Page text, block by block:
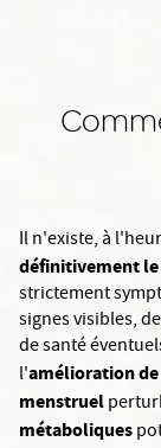
Il n'existe, à
définitivement le
strictement
signes visibles,
de santé
l'amélioration
menstruel
métaboliques